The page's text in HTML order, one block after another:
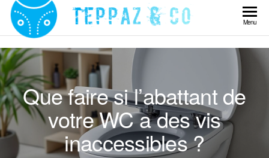
Skip
content
Teppaz
& Co
Menu
Que faire si l’abattant de
votre WC a des vis
inaccessibles ?